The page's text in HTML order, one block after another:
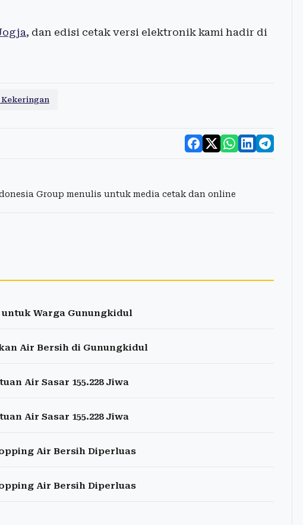
, dan edisi cetak versi elektronik kami hadir di
Kekeringan
Group menulis untuk media cetak dan online
untuk Warga Gunungkidul
Air Bersih di Gunungkidul
Air Sasar 155.228 Jiwa
Air Sasar 155.228 Jiwa
Air Bersih Diperluas
Air Bersih Diperluas